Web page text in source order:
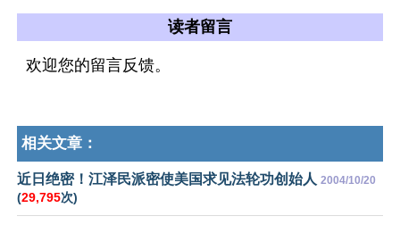
读者留言
欢迎您的留言反馈。
相关文章：
近日绝密！江泽民派密使美国求见法轮功创始人 2004/10/20
(29,795次)